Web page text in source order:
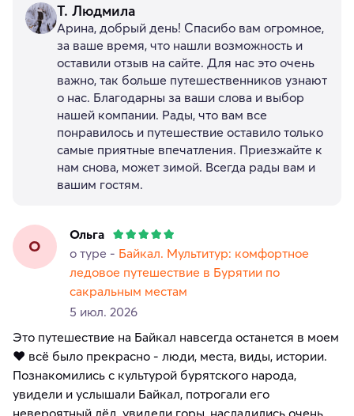
Т. Людмила
Арина, добрый день! Спасибо вам огромное,
за ваше время, что нашли возможность и
оставили отзыв на сайте. Для нас это очень
важно, так больше путешественников узнают
о нас. Благодарны за ваши слова и выбор
нашей компании. Рады, что вам все
понравилось и путешествие оставило только
самые приятные впечатления. Приезжайте к
нам снова, может зимой. Всегда рады вам и
вашим гостям.
О
Ольга
о туре - Байкал. Мультитур: комфортное
ледовое путешествие в Бурятии по
сакральным местам
5 июл. 2026
Это путешествие на Байкал навсегда останется в моем
❤️ всё было прекрасно - люди, места, виды, истории.
Познакомились с культурой бурятского народа,
увидели и услышали Байкал, потрогали его
невероятный лёд, увидели горы, насладились очень